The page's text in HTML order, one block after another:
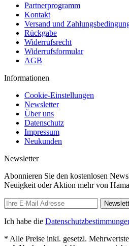
Partnerprogramm
Kontakt
Versand und
Rückgabe
Widerrufsrecht
Widerrufsformular
AGB
Informationen
Cookie-Einstellungen
Newsletter
Über uns
Datenschutz
Impressum
Neukunden
Newsletter
Abonnieren Sie den kostenlosen
Neuigkeit oder Aktion mehr von
Ich habe die
* Alle Preise inkl. gesetzl.